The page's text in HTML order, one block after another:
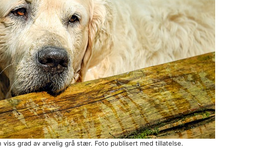
viss grad av arvelig grå stær. Foto publisert med tillatelse.